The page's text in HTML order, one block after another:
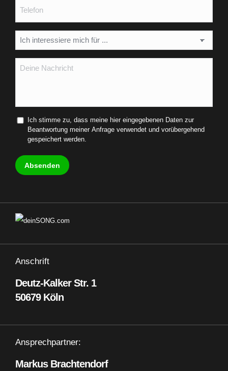
an:
Nachricht*
Ich stimme zu, dass meine hier eingegebenen Daten zur
Beantwortung meiner Anfrage verwendet und vorübergehend
gespeichert werden.
Absenden
Anschrift
Deutz-Kalker Str. 1
50679 Köln
Ansprechpartner:
Markus Brachtendorf